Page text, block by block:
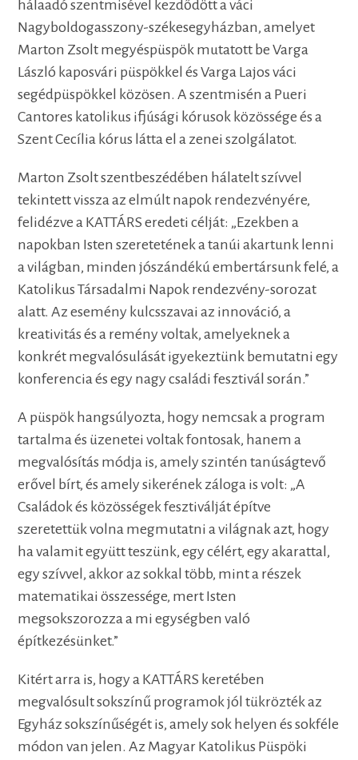
hálaadó szentmisével kezdődött a váci
Nagyboldogasszony-székesegyházban, amelyet
Marton Zsolt megyéspüspök mutatott be Varga
László kaposvári püspökkel és Varga Lajos váci
segédpüspökkel közösen. A szentmisén a Pueri
Cantores katolikus ifjúsági kórusok közössége és a
Szent Cecília kórus látta el a zenei szolgálatot.
Marton Zsolt szentbeszédében hálatelt szívvel
tekintett vissza az elmúlt napok rendezvényére,
felidézve a KATTÁRS eredeti célját: „Ezekben a
napokban Isten szeretetének a tanúi akartunk lenni
a világban, minden jószándékú embertársunk felé, a
Katolikus Társadalmi Napok rendezvény-sorozat
alatt. Az esemény kulcsszavai az innováció, a
kreativitás és a remény voltak, amelyeknek a
konkrét megvalósulását igyekeztünk bemutatni egy
konferencia és egy nagy családi fesztivál során.”
A püspök hangsúlyozta, hogy nemcsak a program
tartalma és üzenetei voltak fontosak, hanem a
megvalósítás módja is, amely szintén tanúságtevő
erővel bírt, és amely sikerének záloga is volt: „A
Családok és közösségek fesztiválját építve
szeretettük volna megmutatni a világnak azt, hogy
ha valamit együtt teszünk, egy célért, egy akarattal,
egy szívvel, akkor az sokkal több, mint a részek
matematikai összessége, mert Isten
megsokszorozza a mi egységben való
építkezésünket.”
Kitért arra is, hogy a KATTÁRS keretében
megvalósult sokszínű programok jól tükrözték az
Egyház sokszínűségét is, amely sok helyen és sokféle
módon van jelen. Az Magyar Katolikus Püspöki